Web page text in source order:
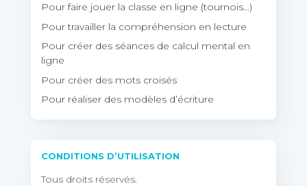
Pour faire jouer la classe en ligne (tournois…)
Pour travailler la compréhension en lecture
Pour créer des séances de calcul mental en
ligne
Pour créer des mots croisés
Pour réaliser des modèles d’écriture
CONDITIONS D’UTILISATION
Tous droits réservés.